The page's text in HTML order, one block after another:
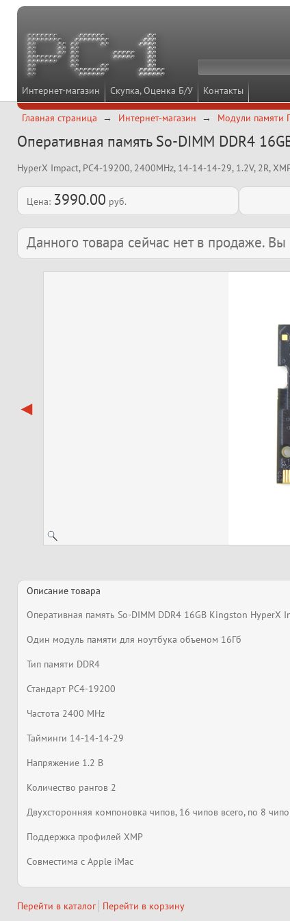
Интернет-магазин Скупка, Оценка Б/У Контакты
Главная страница Интернет-магазин Модули памяти
Оперативная память So-DIMM DDR4
HyperX Impact, PC4-19200, 2400MHz, 14-14-14-29, 1.2V, 2R,
Цена: 3990.00 руб.
Данного товара сейчас нет в продаже.
Описание товара
Оперативная память So-DIMM DDR4 16GB Kingston
Один модуль памяти для ноутбука объемом 16Гб
Тип памяти DDR4
Стандарт PC4-19200
Частота 2400 MHz
Тайминги 14-14-14-29
Напряжение 1.2 В
Количество рангов 2
Двухсторонняя компоновка чипов, 16 чипов всего, по 8
Поддержка профилей XMP
Совместима с Apple iMac
Перейти в каталог Перейти в корзину